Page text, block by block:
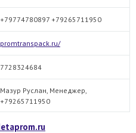
+79774780897 +79265711950
promtranspack.ru/
7728324684
Мазур Руслан, Менеджер,
+79265711950